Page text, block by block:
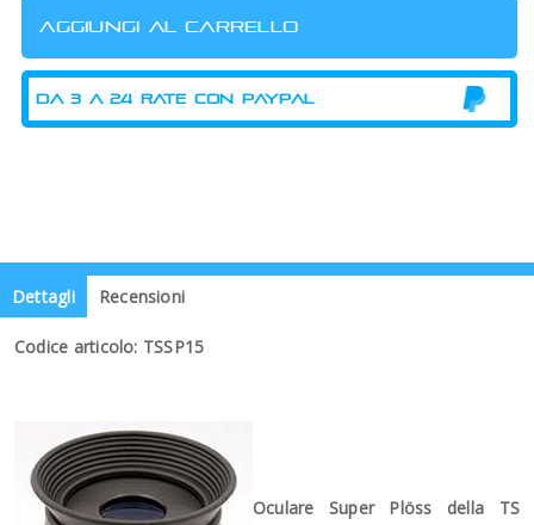
Dettagli Recensioni
Codice articolo: TSSP15
Oculare Super Plöss della TS